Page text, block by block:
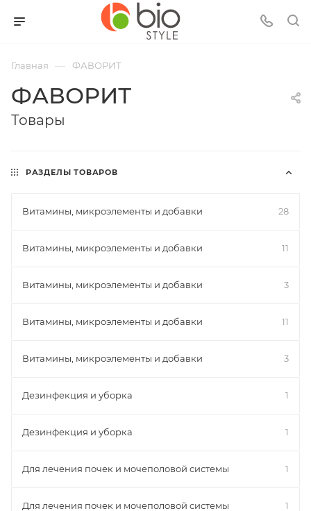
Главная — ФАВОРИТ
ФАВОРИТ
Товары
РАЗДЕЛЫ ТОВАРОВ
Витамины, микроэлементы и добавки 28
Витамины, микроэлементы и добавки 11
Витамины, микроэлементы и добавки 3
Витамины, микроэлементы и добавки 11
Витамины, микроэлементы и добавки 3
Дезинфекция и уборка 1
Дезинфекция и уборка 1
Для лечения почек и мочеполовой системы 1
Для лечения почек и мочеполовой системы 1